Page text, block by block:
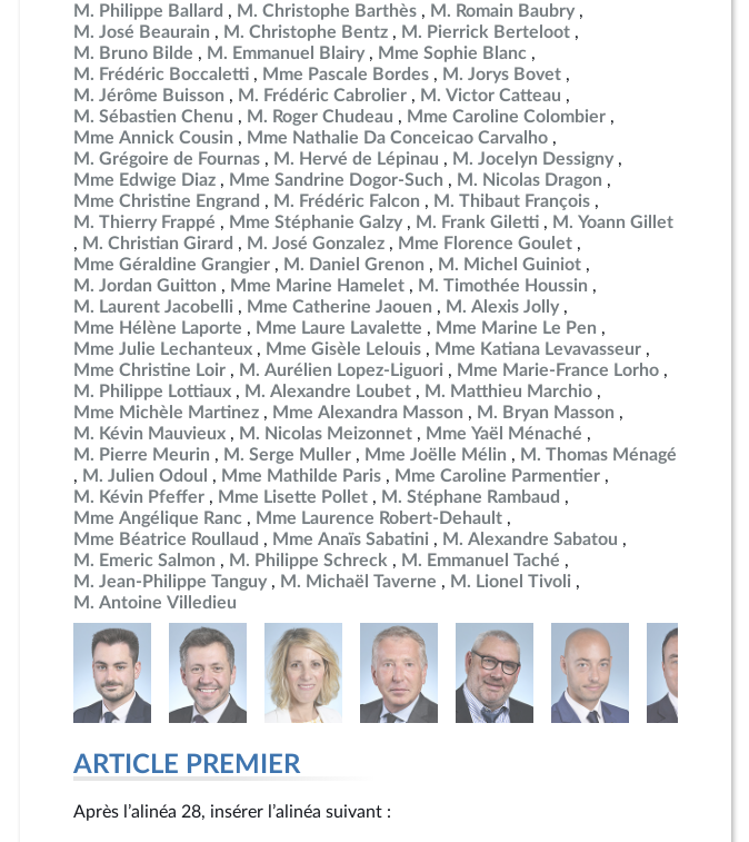
Date de dépôt
M. Philippe Ballard
M. Christophe Barthès
M. Romain Baubry
M. José Beaurain
M. Christophe Bentz
M. Pierrick Berteloot
M. Bruno Bilde
M. Emmanuel Blairy
Mme Sophie Blanc
M. Frédéric Boccaletti
Mme Pascale Bordes
M. Jorys Bovet
M. Jérôme Buisson
M. Frédéric Cabrolier
M. Victor Catteau
M. Sébastien Chenu
M. Roger Chudeau
Mme Caroline Colombier
Mme Annick Cousin
Mme Nathalie Da Conceicao Carvalho
M. Grégoire de Fournas
M. Hervé de Lépinau
M. Jocelyn Dessigny
Mme Edwige Diaz
Mme Sandrine Dogor-Such
M. Nicolas Dragon
Mme Christine Engrand
M. Frédéric Falcon
M. Thibaut François
M. Thierry Frappé
Mme Stéphanie Galzy M. Frank Giletti
M. Yoann Gillet
M. Christian Girard
M. José Gonzalez
Mme Florence Goulet
Mme Géraldine Grangier
M. Daniel Grenon
M. Michel Guiniot
M. Jordan Guitton
Mme Marine Hamelet
M. Timothée Houssin
M. Laurent Jacobelli
Mme Catherine Jaouen
M. Alexis Jolly
Mme Hélène Laporte
Mme Laure Lavalette
Mme Marine Le Pen
Mme Julie Lechanteux
Mme Gisèle Lelouis
Mme Katiana Levavasseur
Mme Christine Loir
M. Aurélien Lopez-Liguori
Mme Marie-France Lorho
M. Philippe Lottiaux
M. Alexandre Loubet
M. Matthieu Marchio
Mme Michèle Martinez
Mme Alexandra Masson
M. Bryan Masson
M. Kévin Mauvieux
M. Nicolas Meizonnet
Mme Yaël Ménaché
M. Pierre Meurin
M. Serge Muller Mme Joëlle Mélin
M. Thomas Ménagé
M. Julien Odoul
Mme Mathilde Paris
Mme Caroline Parmentier
M. Kévin Pfeffer
Mme Lisette Pollet
M. Stéphane Rambaud
Mme Angélique Ranc
Mme Laurence Robert-Dehault
Mme Béatrice Roullaud
Mme Anaïs Sabatini
M. Alexandre Sabatou
M. Emeric Salmon
M. Philippe Schreck
M. Emmanuel Taché
M. Jean-Philippe Tanguy
M. Michaël Taverne
M. Lionel Tivoli
M. Antoine Villedieu
ARTICLE PREMIER
Après l’alinéa 28, insérer l’alinéa suivant :